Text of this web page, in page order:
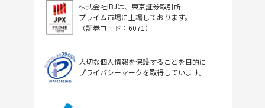
株式会社IBJは、東京証券取引所
プライム市場に上場しております。
（証券コード：6071）
大切な個人情報を保護することを目的に
プライバシーマークを取得しています。